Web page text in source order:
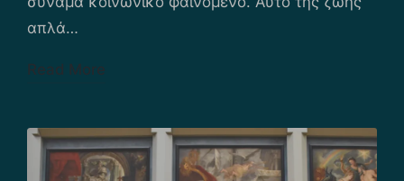
απλά…
Read More